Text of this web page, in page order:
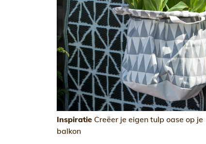
Inspiratie Creëer je eigen tulp oase op je
balkon